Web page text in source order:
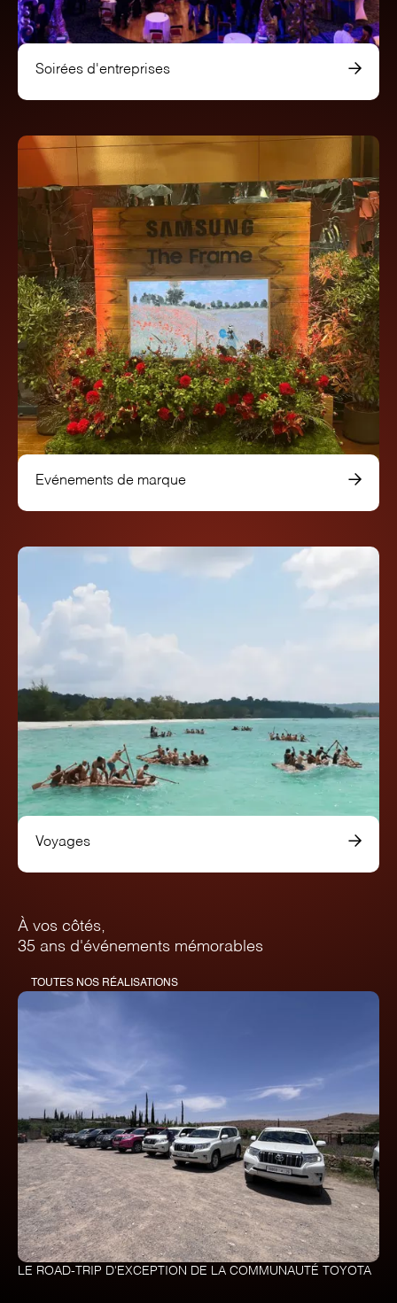
Soirées d'entreprises
Evénements de marque
Voyages
À vos côtés,
35 ans d'événements mémorables
TOUTES NOS RÉALISATIONS
LE ROAD-TRIP D'EXCEPTION DE LA COMMUNAUTÉ TOYOTA